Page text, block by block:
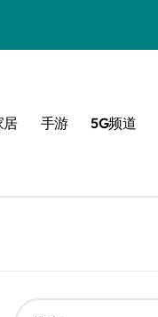
居 手游 5G频道
搜